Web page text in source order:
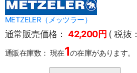
METZELER（メッツラー）
通常販売価格： 42,200円 ( 税抜：
通販在庫数： 現在1の在庫があります。